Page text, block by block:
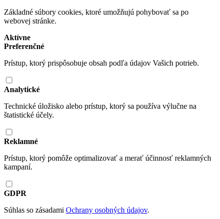
Základné súbory cookies, ktoré umožňujú pohybovať sa po
webovej stránke.
Aktívne
Preferenčné
Prístup, ktorý prispôsobuje obsah podľa údajov Vašich potrieb.
Analytické
Technické úložisko alebo prístup, ktorý sa používa výlučne na
štatistické účely.
Reklamné
Prístup, ktorý pomôže optimalizovať a merať účinnosť reklamných
kampaní.
GDPR
Súhlas so zásadami Ochrany osobných údajov.